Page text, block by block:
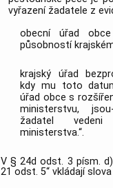
vyřazení žadatele z
obecní úřad
působností
krajský úřad
kdy mu toto
úřad obce s
ministerstvu,
žadatel
ministerstva.“.
V § 24d odst. 3 písm.
21 odst. 5“ vkládají slova